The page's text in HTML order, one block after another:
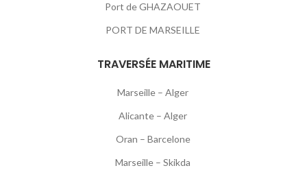
Port de GHAZAOUET
PORT DE MARSEILLE
TRAVERSÉE MARITIME
Marseille – Alger
Alicante – Alger
Oran – Barcelone
Marseille – Skikda